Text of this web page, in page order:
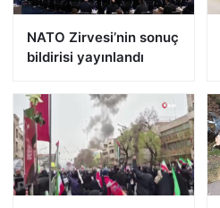
NATO Zirvesi’nin sonuç
bildirisi yayınlandı